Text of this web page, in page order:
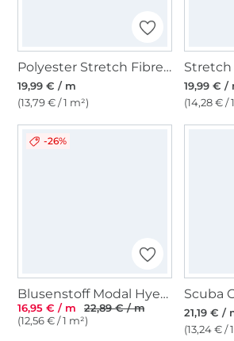
Polyester Stretch Fibre Mood, grauweiß
19,99 € / m
(13,79 € / 1 m²)
19,99 € /
(14,28 € /
-26%
Blusenstoff Modal Hyena Fibre Mood, beige
16,95 € / m
22,89 € / m
(12,56 € / 1 m²)
21,19 € /
(13,24 € /